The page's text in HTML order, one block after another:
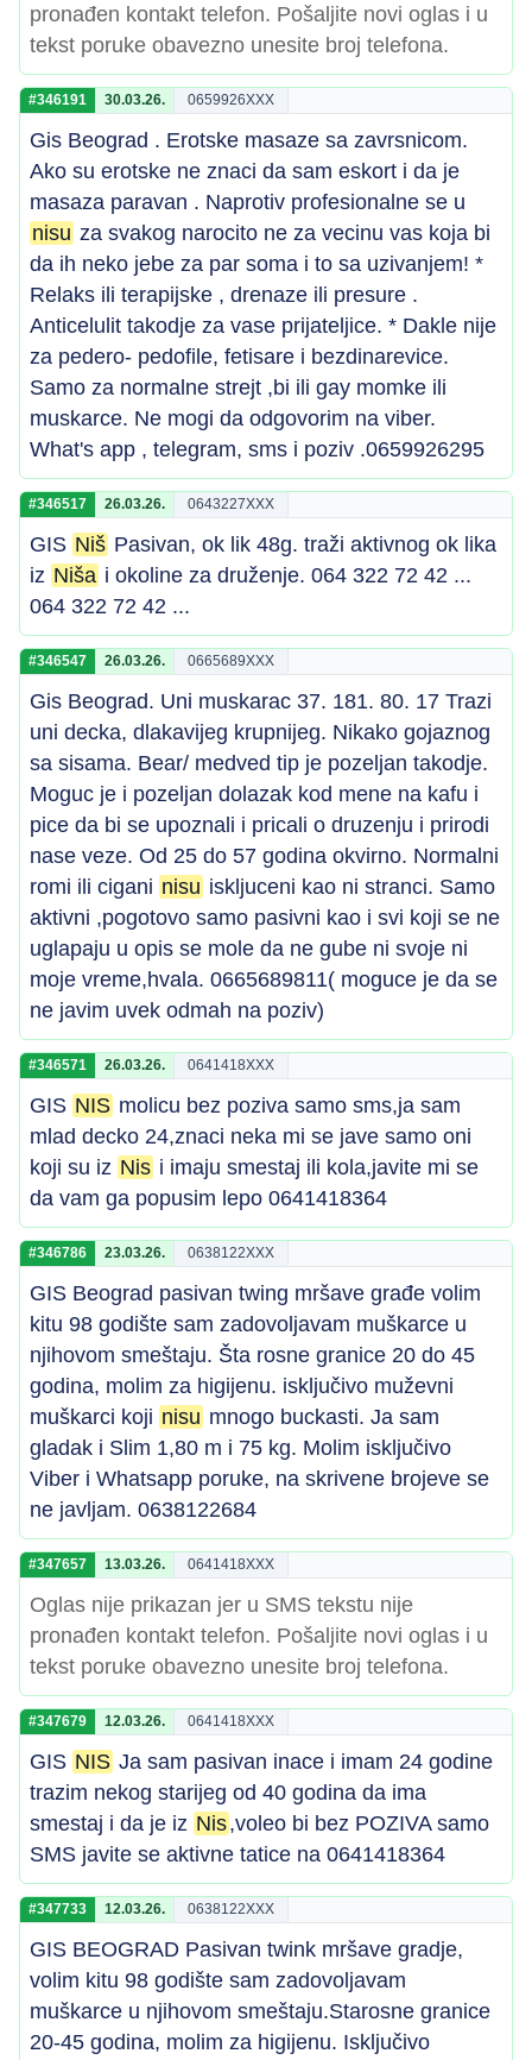
pronađen kontakt telefon. Pošaljite novi oglas i u
tekst poruke obavezno unesite broj telefona.
#346191 30.03.26. 0659926XXX
Gis Beograd . Erotske masaze sa zavrsnicom.
Ako su erotske ne znaci da sam eskort i da je
masaza paravan . Naprotiv profesionalne se u
nisu za svakog narocito ne za vecinu vas koja bi
da ih neko jebe za par soma i to sa uzivanjem! *
Relaks ili terapijske , drenaze ili presure .
Anticelulit takodje za vase prijateljice. * Dakle nije
za pedero- pedofile, fetisare i bezdinarevice.
Samo za normalne strejt ,bi ili gay momke ili
muskarce. Ne mogi da odgovorim na viber.
What's app , telegram, sms i poziv .0659926295
#346517 26.03.26. 0643227XXX
GIS Niš Pasivan, ok lik 48g. traži aktivnog ok lika
iz Niša i okoline za druženje. 064 322 72 42 ...
064 322 72 42 ...
#346547 26.03.26. 0665689XXX
Gis Beograd. Uni muskarac 37. 181. 80. 17 Trazi
uni decka, dlakavijeg krupnijeg. Nikako gojaznog
sa sisama. Bear/ medved tip je pozeljan takodje.
Moguc je i pozeljan dolazak kod mene na kafu i
pice da bi se upoznali i pricali o druzenju i prirodi
nase veze. Od 25 do 57 godina okvirno. Normalni
romi ili cigani nisu iskljuceni kao ni stranci. Samo
aktivni ,pogotovo samo pasivni kao i svi koji se ne
uglapaju u opis se mole da ne gube ni svoje ni
moje vreme,hvala. 0665689811( moguce je da se
ne javim uvek odmah na poziv)
#346571 26.03.26. 0641418XXX
GIS NIS molicu bez poziva samo sms,ja sam
mlad decko 24,znaci neka mi se jave samo oni
koji su iz Nis i imaju smestaj ili kola,javite mi se
da vam ga popusim lepo 0641418364
#346786 23.03.26. 0638122XXX
GIS Beograd pasivan twing mršave građe volim
kitu 98 godište sam zadovoljavam muškarce u
njihovom smeštaju. Šta rosne granice 20 do 45
godina, molim za higijenu. isključivo muževni
muškarci koji nisu mnogo buckasti. Ja sam
gladak i Slim 1,80 m i 75 kg. Molim isključivo
Viber i Whatsapp poruke, na skrivene brojeve se
ne javljam. 0638122684
#347657 13.03.26. 0641418XXX
Oglas nije prikazan jer u SMS tekstu nije
pronađen kontakt telefon. Pošaljite novi oglas i u
tekst poruke obavezno unesite broj telefona.
#347679 12.03.26. 0641418XXX
GIS NIS Ja sam pasivan inace i imam 24 godine
trazim nekog starijeg od 40 godina da ima
smestaj i da je iz Nis,voleo bi bez POZIVA samo
SMS javite se aktivne tatice na 0641418364
#347733 12.03.26. 0638122XXX
GIS BEOGRAD Pasivan twink mršave gradje,
volim kitu 98 godište sam zadovoljavam
muškarce u njihovom smeštaju.Starosne granice
20-45 godina, molim za higijenu. Isključivo